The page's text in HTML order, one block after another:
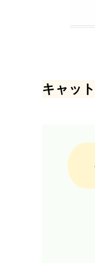
キャッ